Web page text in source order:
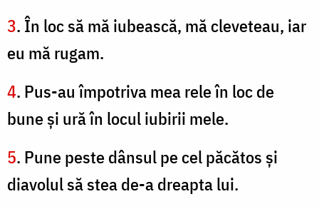
3. În loc să mă iubească, mă cleveteau, iar
eu mă rugam.
4. Pus-au împotriva mea rele în loc de
bune şi ură în locul iubirii mele.
5. Pune peste dânsul pe cel păcătos şi
diavolul să stea de-a dreapta lui.